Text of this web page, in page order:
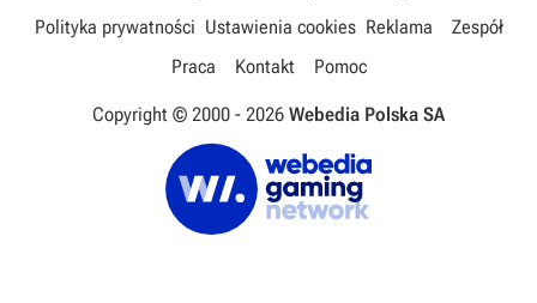
Polityka prywatności Ustawienia cookies Reklama
Zespół
Praca
Kontakt Pomoc
Copyright © 2000 - 2026 Webedia Polska SA